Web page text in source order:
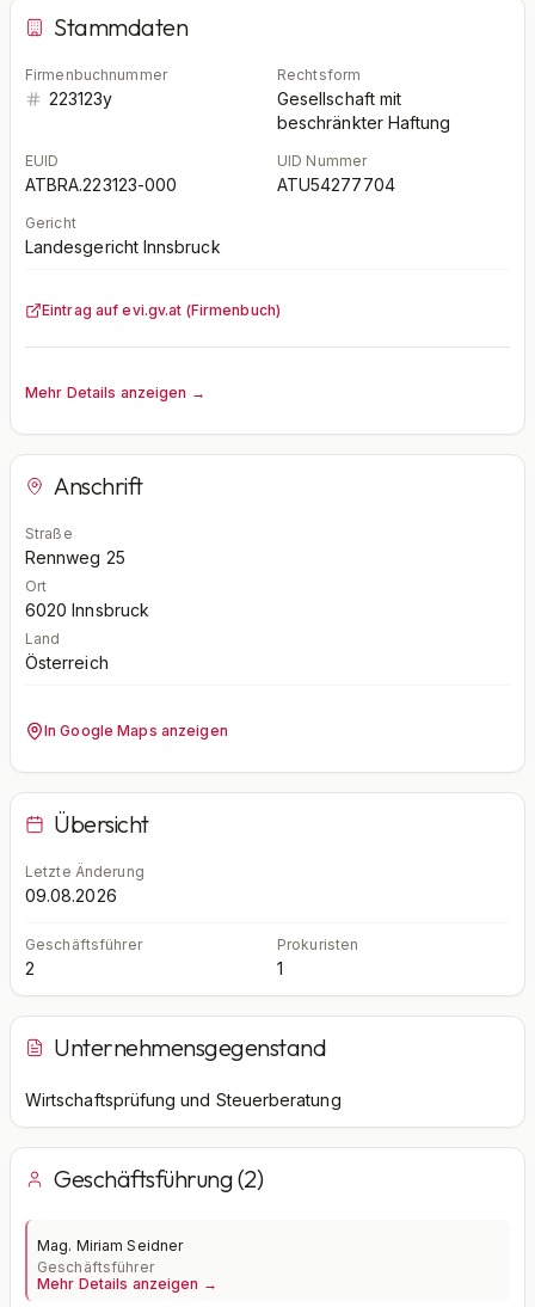
Stammdaten
Firmenbuchnummer
223123y
Rechtsform
Gesellschaft mit
beschränkter Haftung
EUID
ATBRA.223123-000
UID Nummer
ATU54277704
Gericht
Landesgericht Innsbruck
Eintrag auf evi.gv.at (Firmenbuch)
Mehr Details anzeigen →
Anschrift
Straße
Rennweg 25
Ort
6020 Innsbruck
Land
Österreich
In Google Maps anzeigen
Übersicht
Letzte Änderung
09.08.2026
Geschäftsführer
2
Prokuristen
1
Unternehmensgegenstand
Wirtschaftsprüfung und Steuerberatung
Geschäftsführung (2)
Mag. Miriam Seidner
Geschäftsführer
Mehr Details anzeigen →